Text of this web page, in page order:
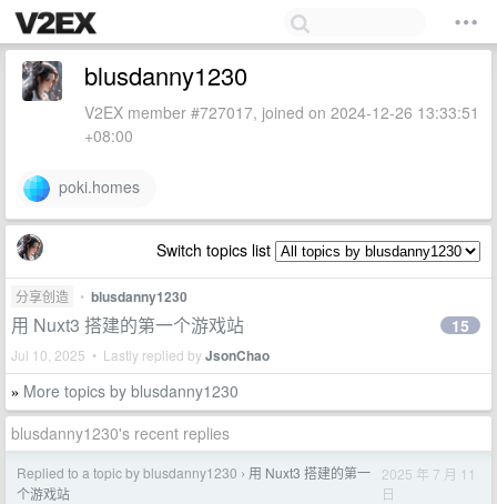
blusdanny1230
V2EX member #727017, joined on 2024-12-26 13:33:51
+08:00
poki.homes
Switch topics list
分享创造 • blusdanny1230
用 Nuxt3 搭建的第一个游戏站
Jul 10, 2025 • Lastly replied byJsonChao
15
» More topics by blusdanny1230
blusdanny1230's recent replies
Replied to a topic by blusdanny1230 › 用 Nuxt3 搭建的第一
个游戏站
2025 年 7 月 11
日